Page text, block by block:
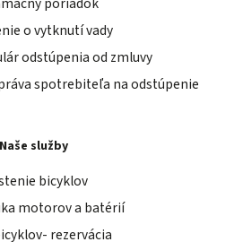
o vytknutí vady
odstúpenia od zmluvy
spotrebiteľa na odstúpenie
Naše služby
bicyklov
motorov a batérií
rezervácia